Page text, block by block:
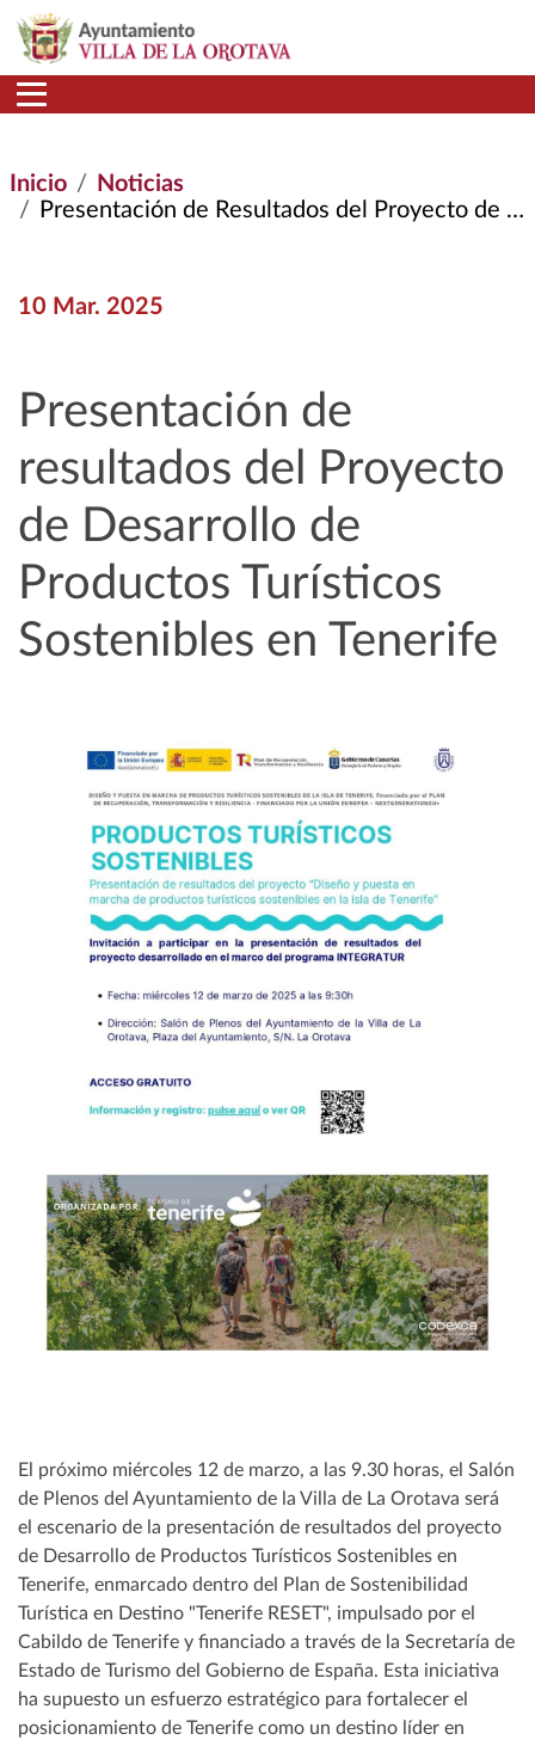
Pasar al contenido principal
Inicio
Noticias
Presentación de Resultados del Proyecto de Desarrollo de Productos Turísticos Sostenibles En Tenerife
10 Mar. 2025
Presentación de
resultados del Proyecto
de Desarrollo de
Productos Turísticos
Sostenibles en Tenerife
El próximo miércoles 12 de marzo, a las 9.30 horas, el Salón
de Plenos del Ayuntamiento de la Villa de La Orotava será
el escenario de la presentación de resultados del proyecto
de Desarrollo de Productos Turísticos Sostenibles en
Tenerife, enmarcado dentro del Plan de Sostenibilidad
Turística en Destino "Tenerife RESET", impulsado por el
Cabildo de Tenerife y financiado a través de la Secretaría de
Estado de Turismo del Gobierno de España. Esta iniciativa
ha supuesto un esfuerzo estratégico para fortalecer el
posicionamiento de Tenerife como un destino líder en